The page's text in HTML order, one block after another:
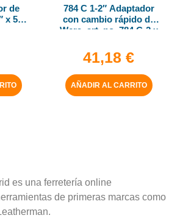
de
x 50
784 C 1-2″ Adaptador
con cambio rápido de
Wera, art. no. 784 C-2 x
41,18 €
AÑADIR AL CARRITO
es una ferretería online
de primeras marcas como